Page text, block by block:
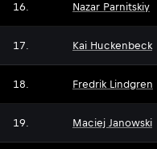
16. Nazar Parnitskiy
17. Kai Huckenbeck
18. Fredrik Lindgren
19. Maciej Janowski